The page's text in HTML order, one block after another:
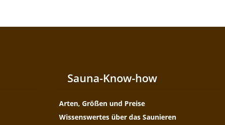
Sauna-Know-how
Arten, Größen und Preise
Wissenswertes über das Saunieren